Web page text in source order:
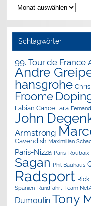
Nachrichten-
Archiv
Schlagwörter
99. Tour de France
Andre
hansgrohe
Froome
Fabian Cancellara
John
Armstrong
Cavendish Maximilian
Paris-Nizza Paris-Roubaix
Sagan Phil Bauhaus
Radsport
Spanien-Rundfahrt Team
Dumoulin Tony